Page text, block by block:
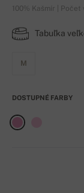
100% Kašmír |
Tabuľka
M
DOSTUPNÉ FARBY